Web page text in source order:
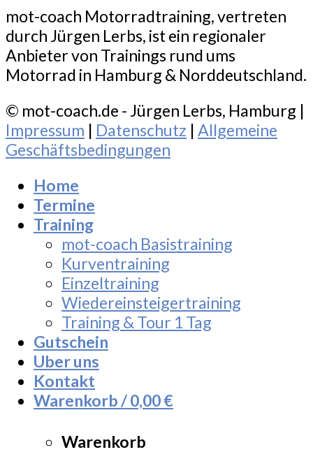
mot-coach Motorradtraining, vertreten
durch Jürgen Lerbs, ist ein regionaler
Anbieter von Trainings rund ums
Motorrad in Hamburg & Norddeutschland.
© mot-coach.de - Jürgen Lerbs, Hamburg |
Impressum | Datenschutz | Allgemeine
Geschäftsbedingungen
Home
Termine
Training
mot-coach Basistraining
Kurventraining
Einzeltraining
Wiedereinsteigertraining
Training & Tour 1 Tag
Gutschein
Uber uns
Kontakt
Warenkorb /0,00€
Warenkorb